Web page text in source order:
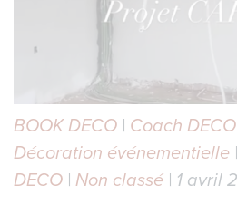
BOOK DECO | Coach DECO
Décoration événementielle |
DECO | Non classé | 1 avril